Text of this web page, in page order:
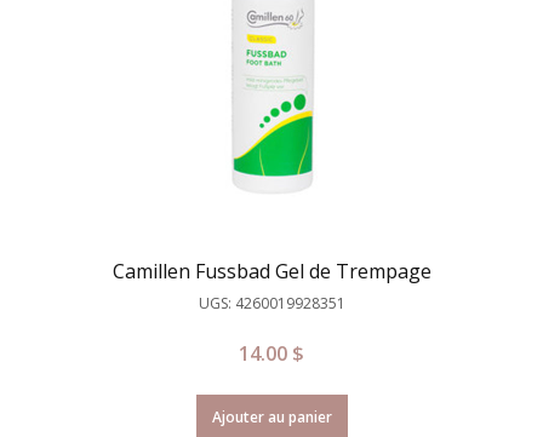
Camillen Fussbad Gel de Trempage
UGS: 4260019928351
14.00 $
Ajouter au panier